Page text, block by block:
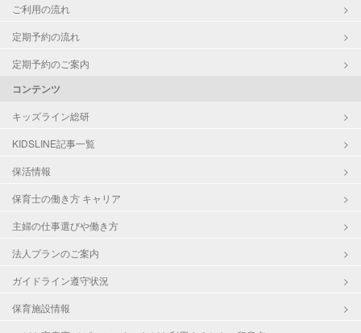
ご利用の流れ
定期予約の流れ
定期予約のご案内
コンテンツ
キッズライン総研
KIDSLINE記事一覧
保活情報
保育士の働き方 キャリア
主婦の仕事選びや働き方
法人プランのご案内
ガイドライン遵守状況
保育施設情報